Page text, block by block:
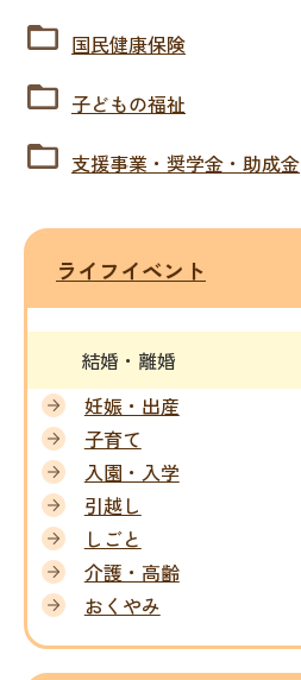
国民健康保険
子どもの福祉
支援事業・奨学金・助成金
ライフイベント
結婚・離婚
妊娠・出産
子育て
入園・入学
引越し
しごと
介護・高齢
おくやみ